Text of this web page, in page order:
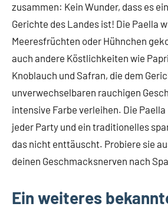
zusammen: Kein Wunder, dass es
Gerichte des Landes ist! Die Paella
Meeresfrüchten oder Hühnchen
auch andere Köstlichkeiten wie
Knoblauch und Safran, die dem
unverwechselbaren rauchigen
intensive Farbe verleihen. Die
jeder Party und ein traditionelles
das nicht enttäuscht. Probiere sie
deinen Geschmacksnerven nach
Ein weiteres